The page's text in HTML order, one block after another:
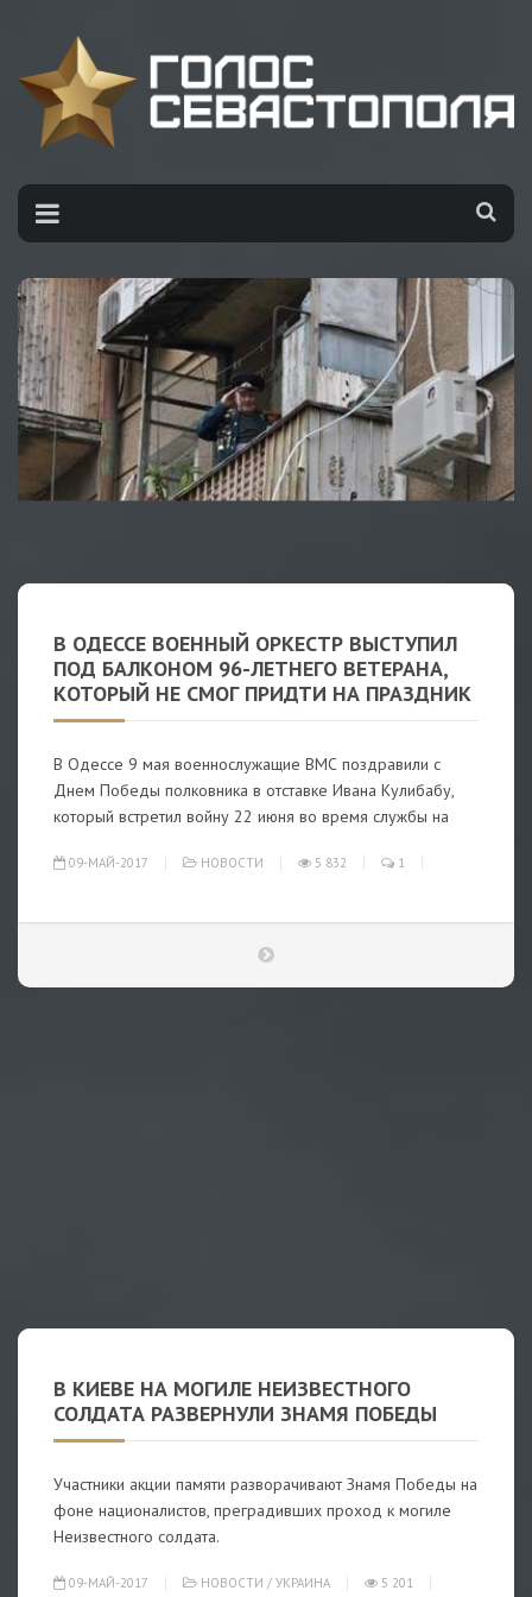
В ОДЕССЕ ВОЕННЫЙ ОРКЕСТР ВЫСТУПИЛ
ПОД БАЛКОНОМ 96-ЛЕТНЕГО ВЕТЕРАНА,
КОТОРЫЙ НЕ СМОГ ПРИДТИ НА ПРАЗДНИК
В Одессе 9 мая военнослужащие ВМС поздравили с
Днем Победы полковника в отставке Ивана Кулибабу,
который встретил войну 22 июня во время службы на
09-МАЙ-2017 НОВОСТИ 5 832 1
В КИЕВЕ НА МОГИЛЕ НЕИЗВЕСТНОГО
СОЛДАТА РАЗВЕРНУЛИ ЗНАМЯ ПОБЕДЫ
Участники акции памяти разворачивают Знамя Победы на
фоне националистов, преградивших проход к могиле
Неизвестного солдата.
09-МАЙ-2017 НОВОСТИ / УКРАИНА 5 201